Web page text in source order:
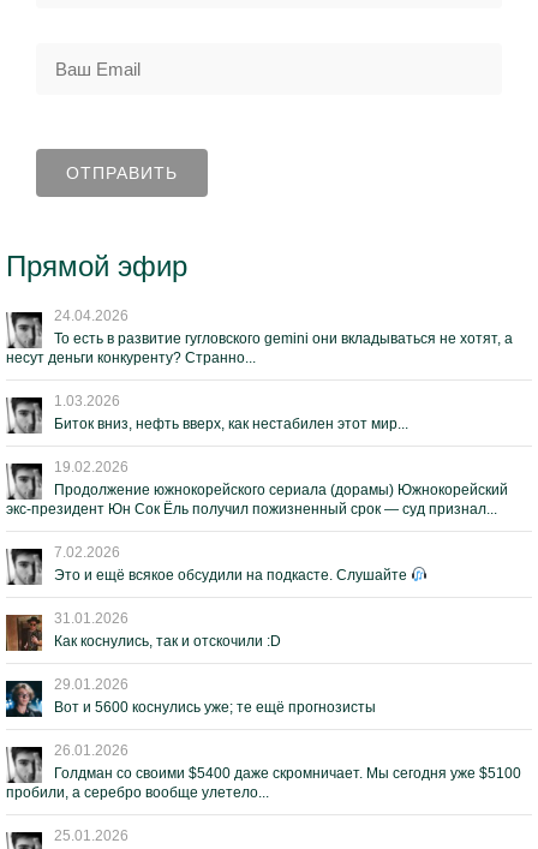
Прямой эфир
24.04.2026
То есть в развитие гугловского gemini они вкладываться не хотят, а
несут деньги конкуренту? Странно...
1.03.2026
Биток вниз, нефть вверх, как нестабилен этот мир...
19.02.2026
Продолжение южнокорейского сериала (дорамы) Южнокорейский
экс-президент Юн Сок Ёль получил пожизненный срок — суд признал...
7.02.2026
Это и ещё всякое обсудили на подкасте. Слушайте
31.01.2026
Как коснулись, так и отскочили :D
29.01.2026
Вот и 5600 коснулись уже; те ещё прогнозисты
26.01.2026
Голдман со своими $5400 даже скромничает. Мы сегодня уже $5100
пробили, а серебро вообще улетело...
25.01.2026